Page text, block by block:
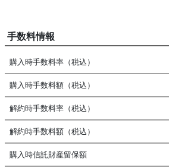
手数料情報
購入時手数料率（税込）
購入時手数料額（税込）
解約時手数料率（税込）
解約時手数料額（税込）
購入時信託財産留保額